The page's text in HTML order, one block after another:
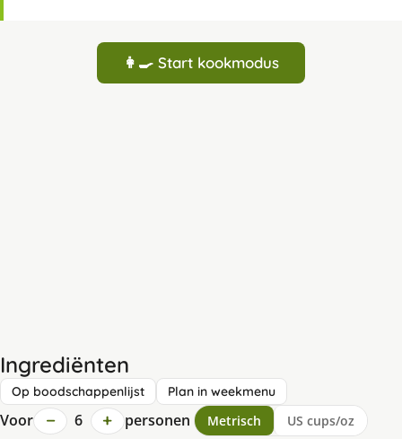
👩‍🍳 Start kookmodus
Ingrediënten
Op boodschappenlijst Plan in weekmenu
Voor − 6 + personen Metrisch US cups/oz